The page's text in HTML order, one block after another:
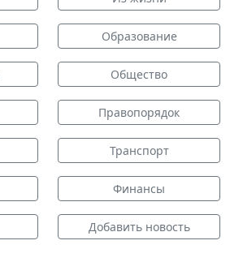
Образование
Общество
Правопорядок
Транспорт
Финансы
Добавить новость